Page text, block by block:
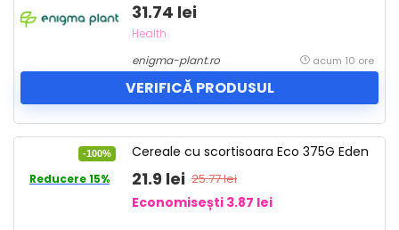
31.74 lei
Health
enigma-plant.ro
acum 10 ore
VERIFICĂ PRODUSUL
-100%
Reducere 15%
Cereale cu scortisoara Eco 375G Eden
21.9 lei 25.77 lei
Economisești 3.87 lei